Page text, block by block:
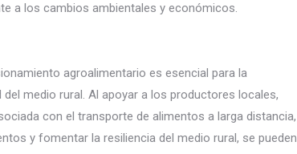
a los cambios ambientales y económicos.
agroalimentario es esencial para la
medio rural. Al apoyar a los productores locales,
con el transporte de alimentos a larga distancia,
y fomentar la resiliencia del medio rural, se pueden